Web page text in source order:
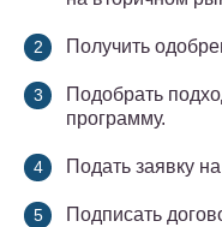
Получить
Подобрать
программу.
Подать заявку на
Подписать